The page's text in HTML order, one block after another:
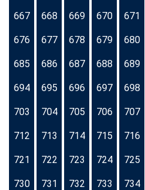
667 668 669 670 671
676 677 678 679 680
685 686 687 688 689
694 695 696 697 698
703 704 705 706 707
712 713 714 715 716
721 722 723 724 725
730 731 732 733 734